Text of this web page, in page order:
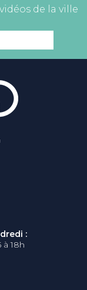
de la ville
:
à 18h